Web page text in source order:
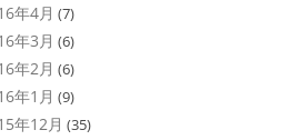
年4月 (7)
年3月 (6)
年2月 (6)
年1月 (9)
年12月 (35)